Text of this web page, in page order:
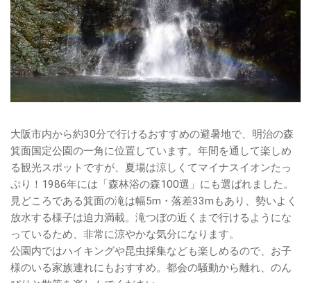
大阪市内から約30分で行けるおすすめの避暑地で、明治の森
箕面国定公園の一角に位置しています。年間を通して楽しめ
る観光スポットですが、夏場は涼しくてマイナスイオンたっ
ぷり！1986年には「森林浴の森100選」にも選ばれました。
見どころである箕面の滝は幅5m・落差33mもあり、勢いよく
放水する様子は迫力満載。滝つぼの近くまで行けるようにな
っているため、非常に涼やかな気分になります。
公園内ではハイキングや昆虫採集なども楽しめるので、お子
様のいる家族連れにもおすすめ。都会の騒動から離れ、のん